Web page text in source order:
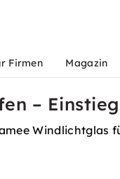
Firmen Magazin
–
Windlichtglas